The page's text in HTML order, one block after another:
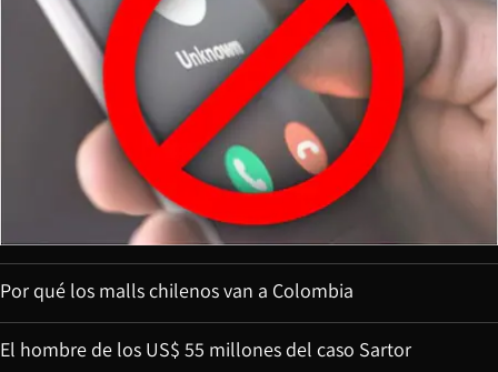
Por qué los malls chilenos van a Colombia
El hombre de los US$ 55 millones del caso Sartor